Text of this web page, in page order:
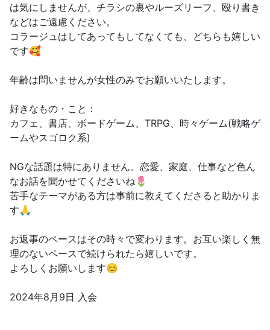
は気にしませんが、チラシの裏やルーズリーフ、殴り書き
などはご遠慮ください。
コラージュはしてあってもしてなくても、どちらも嬉しい
です🥰
年齢は問いませんが女性のみでお願いいたします。
好きなもの・こと：
カフェ、書店、ボードゲーム、TRPG、時々ゲーム(戦略ゲ
ームやスゴロク系)
NGな話題は特にありません。恋愛、家庭、仕事など色ん
なお話を聞かせてくださいね🌷
苦手なテーマがある方は事前に教えてくださると助かりま
す🙏
お返事のペースはその時々で変わります。お互い楽しく無
理のないペースで続けられたら嬉しいです。
よろしくお願いします😊
2024年8月9日 入会